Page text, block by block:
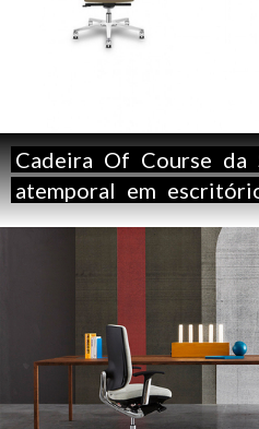
Cadeira Of Course da
atemporal em